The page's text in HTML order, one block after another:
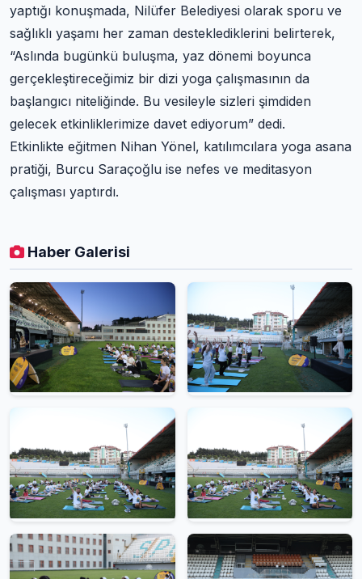
yaptığı konuşmada, Nilüfer Belediyesi olarak sporu ve
sağlıklı yaşamı her zaman desteklediklerini belirterek,
“Aslında bugünkü buluşma, yaz dönemi boyunca
gerçekleştireceğimiz bir dizi yoga çalışmasının da
başlangıcı niteliğinde. Bu vesileyle sizleri şimdiden
gelecek etkinliklerimize davet ediyorum” dedi.
Etkinlikte eğitmen Nihan Yönel, katılımcılara yoga asana
pratiği, Burcu Saraçoğlu ise nefes ve meditasyon
çalışması yaptırdı.
Haber Galerisi